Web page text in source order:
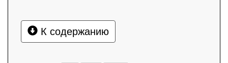
К содержанию